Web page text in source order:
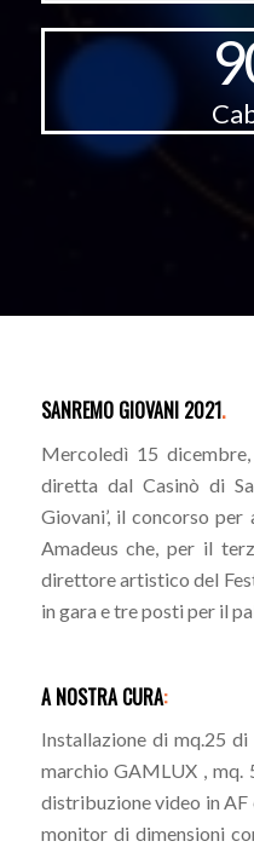
SANREMO GIOVANI 2021.
Mercoledì 15
diretta dal Casinò di
Giovani’, il concorso
Amadeus che, per il
direttore artistico del
in gara e tre posti per il
A NOSTRA CURA:
Installazione di mq.25
marchio GAMLUX , mq.
distribuzione video in
monitor di dimensioni